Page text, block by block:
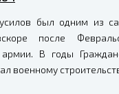
был одним из
после
армии. В годы
военному